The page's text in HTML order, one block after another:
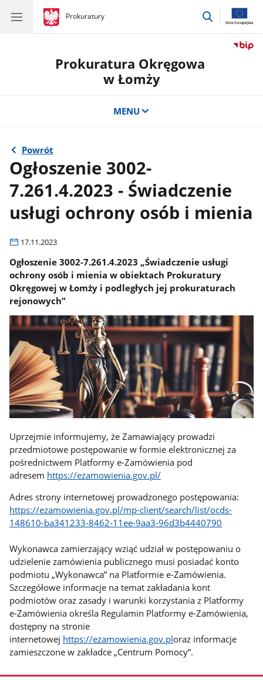
gov.pl
Prokuratury
gov.pl
Prokuratury
przejdź
Prokuratura Okręgowa
w Łomży
MENU
Powrót
Ogłoszenie 3002-
7.261.4.2023 - Świadczenie
usługi ochrony osób i mienia
17.11.2023
Ogłoszenie 3002-7.261.4.2023 „Świadczenie usługi
ochrony osób i mienia w obiektach Prokuratury
Okręgowej w Łomży i podległych jej prokuraturach
rejonowych”
Uprzejmie informujemy, że Zamawiający prowadzi
przedmiotowe postępowanie w formie elektronicznej za
pośrednictwem Platformy e-Zamówienia pod
adresem https://ezamowienia.gov.pl/
Adres strony internetowej prowadzonego postępowania:
https://ezamowienia.gov.pl/mp-client/search/list/ocds-
148610-ba341233-8462-11ee-9aa3-96d3b4440790
Wykonawca zamierzający wziąć udział w postępowaniu o
udzielenie zamówienia publicznego musi posiadać konto
podmiotu „Wykonawca” na Platformie e-Zamówienia.
Szczegółowe informacje na temat zakładania kont
podmiotów oraz zasady i warunki korzystania z Platformy
e-Zamówienia określa Regulamin Platformy e-Zamówienia,
dostępny na stronie
internetowej https://ezamowienia.gov.ploraz informacje
zamieszczone w zakładce „Centrum Pomocy”.